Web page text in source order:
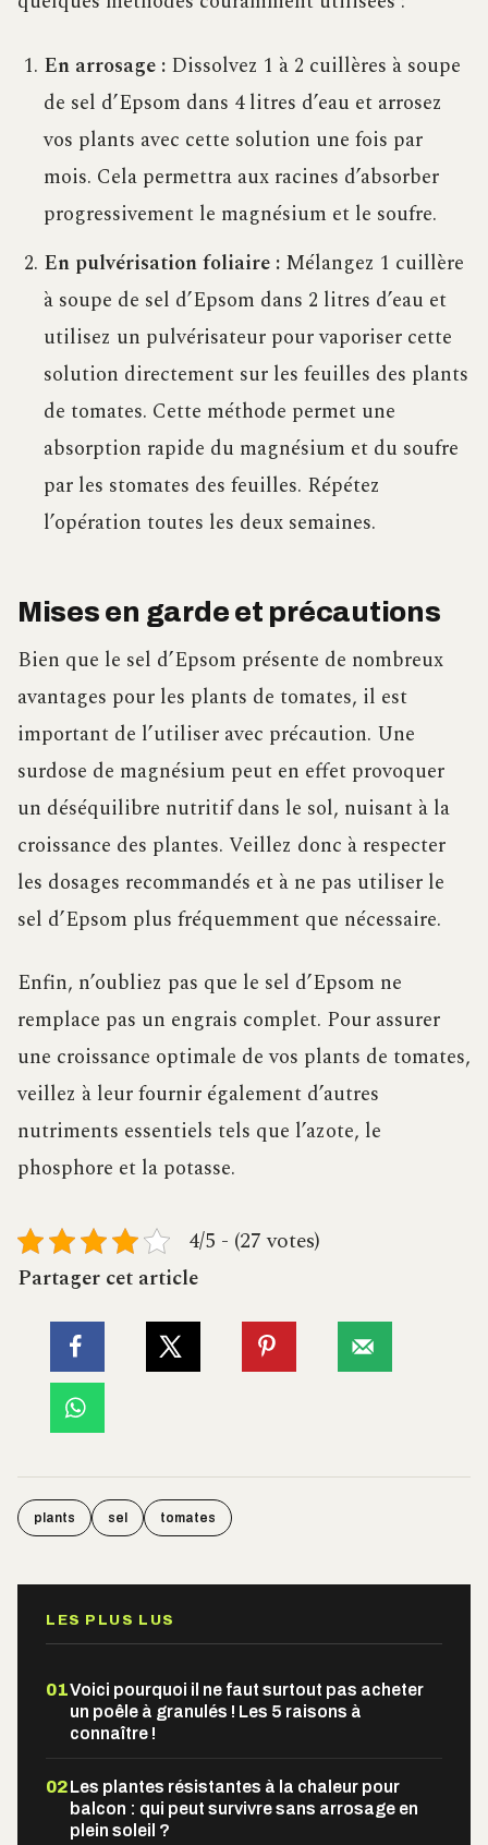
En arrosage : Dissolvez 1 à 2 cuillères à soupe
de sel d’Epsom dans 4 litres d’eau et arrosez
vos plants avec cette solution une fois par
mois. Cela permettra aux racines d’absorber
progressivement le magnésium et le soufre.
En pulvérisation foliaire : Mélangez 1 cuillère
à soupe de sel d’Epsom dans 2 litres d’eau et
utilisez un pulvérisateur pour vaporiser cette
solution directement sur les feuilles des plants
de tomates. Cette méthode permet une
absorption rapide du magnésium et du soufre
par les stomates des feuilles. Répétez
l’opération toutes les deux semaines.
Mises en garde et précautions
Bien que le sel d’Epsom présente de nombreux
avantages pour les plants de tomates, il est
important de l’utiliser avec précaution. Une
surdose de magnésium peut en effet provoquer
un déséquilibre nutritif dans le sol, nuisant à la
croissance des plantes. Veillez donc à respecter
les dosages recommandés et à ne pas utiliser le
sel d’Epsom plus fréquemment que nécessaire.
Enfin, n’oubliez pas que le sel d’Epsom ne
remplace pas un engrais complet. Pour assurer
une croissance optimale de vos plants de tomates,
veillez à leur fournir également d’autres
nutriments essentiels tels que l’azote, le
phosphore et la potasse.
4/5 - (27 votes)
Partager cet article
plants sel tomates
LES PLUS LUS
01Voici pourquoi il ne faut surtout pas acheter
un poêle à granulés ! Les 5 raisons à
connaître !
02Les plantes résistantes à la chaleur pour
balcon : qui peut survivre sans arrosage en
plein soleil ?